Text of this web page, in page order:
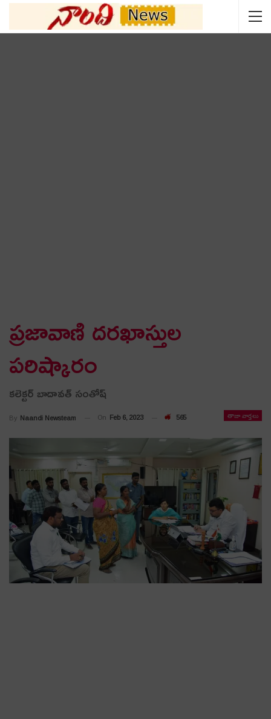
ప్రజావాణి ద‌రఖాస్తుల
పరిష్కారం
క‌లెక్ట‌ర్ బాదావ‌త్ సంతోష్
తాజా వార్తలు
By Naandi Newsteam On Feb 6, 2023 565